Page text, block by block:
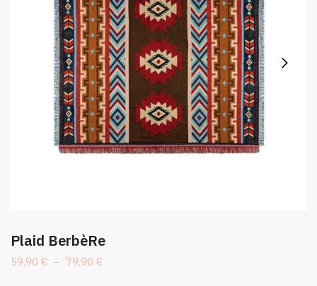
Plaid BerbèRe
59,90 € – 79,90 €Plage